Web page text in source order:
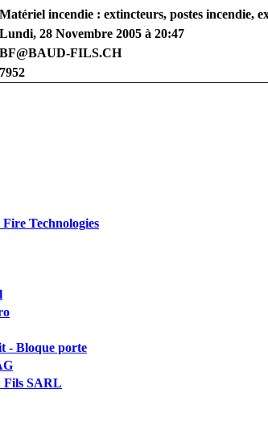
Matériel incendie : extincteurs, postes incendie,
Lundi, 28 Novembre 2005 à 20:47
BF@BAUD-FILS.CH
7952
Technologies
- Bloque porte
Fils SARL